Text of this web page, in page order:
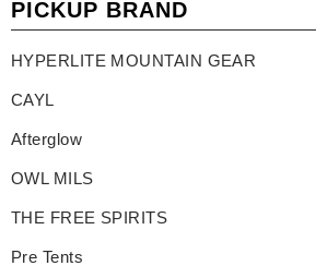
PICKUP BRAND
HYPERLITE MOUNTAIN GEAR
CAYL
Afterglow
OWL MILS
THE FREE SPIRITS
Pre Tents